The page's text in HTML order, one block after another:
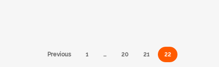
Previous 1 … 20 21 22